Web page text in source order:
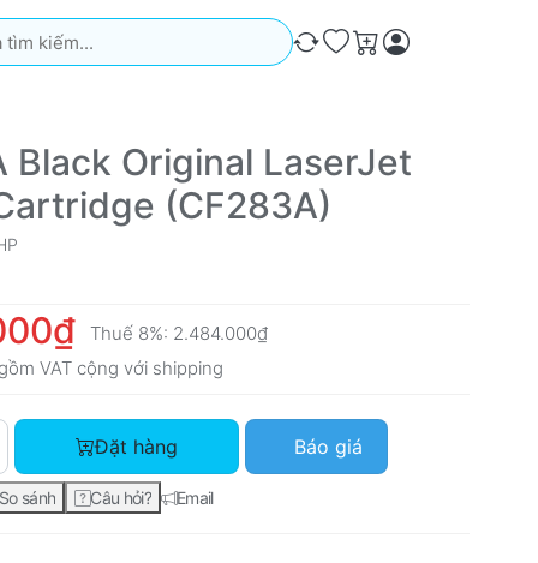
Kết quả sẽ tự động xuất hiện khi bạn nhập. Nhấn phím
So sánh
Ưa thích
Giỏ hàng
Black Original LaserJet
(CF283A)
Thuế 8%: 2.484.000₫
VAT cộng với shipping
HP 83A Black Original LaserJet Toner Cartridge (CF283A)
Đặt hàng Báo giá
So sánh Câu hỏi? Email